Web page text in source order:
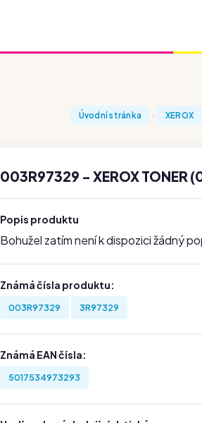
Úvodní stránka XEROX
003R97329 - XEROX TONER
Popis produktu
Bohužel zatím není k dispozici žádný
Známá čísla produktu:
003R97329 3R97329
Známá EAN čísla:
5017534973293